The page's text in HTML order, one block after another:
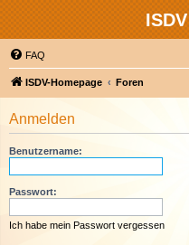
FAQ
ISDV-Homepage Foren
Anmelden
Benutzername:
Passwort:
Ich habe mein Passwort vergessen